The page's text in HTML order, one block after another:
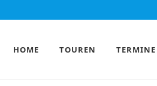
HOME TOUREN TERMINE